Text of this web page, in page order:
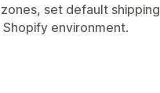
set default shipping
environment.